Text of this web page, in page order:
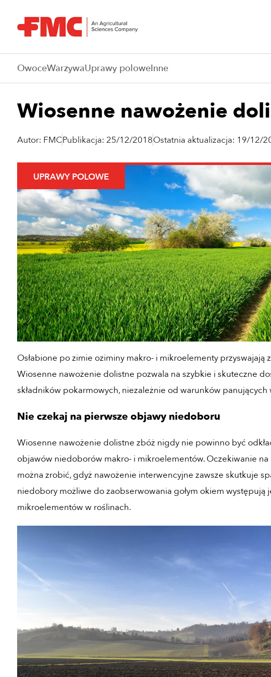
OwoceWarzywaUprawy poloweInne
Wiosenne nawożenie
Autor: FMCPublikacja: 25/12/2018Ostatnia aktualizacja: 19/12/
UPRAWY POLOWE
Osłabione po zimie oziminy makro- i mikroelementy przyswajają z
Wiosenne nawożenie dolistne pozwala na szybkie i skuteczne
składników pokarmowych, niezależnie od warunków panujących
Nie czekaj na pierwsze objawy niedoboru
Wiosenne nawożenie dolistne zbóż nigdy nie powinno być
objawów niedoborów makro- i mikroelementów. Oczekiwanie
można zrobić, gdyż nawożenie interwencyjne zawsze skutkuje
niedobory możliwe do zaobserwowania gołym okiem występują
mikroelementów w roślinach.